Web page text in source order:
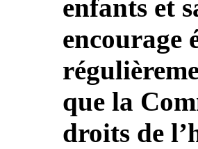
enfants et
encourage
que la
droits de